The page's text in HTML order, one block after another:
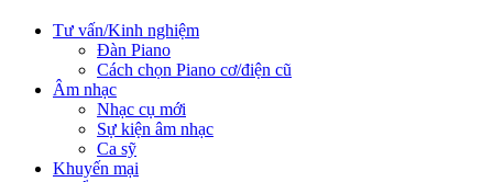
Tư vấn/Kinh nghiệm
Đàn Piano
Cách chọn Piano cơ/điện cũ
Âm nhạc
Nhạc cụ mới
Sự kiện âm nhạc
Ca sỹ
Khuyến mại